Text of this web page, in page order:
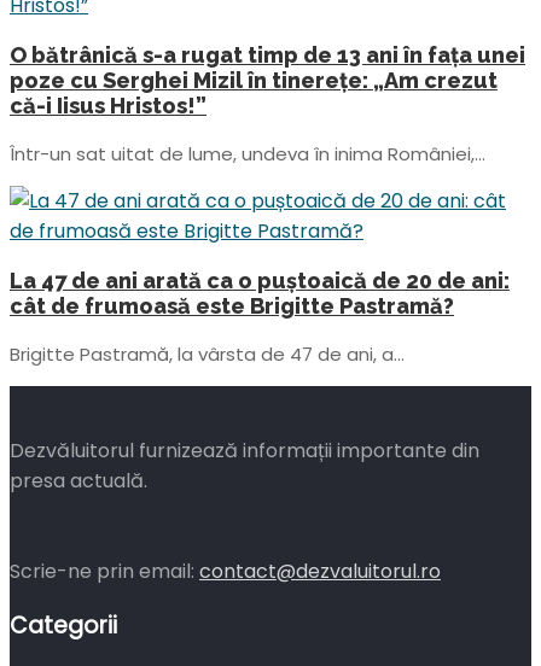
O bătrânică s-a rugat timp de 13 ani în fața unei
poze cu Serghei Mizil în tinerețe: „Am crezut
că-i Iisus Hristos!”
Într-un sat uitat de lume, undeva în inima României,...
La 47 de ani arată ca o puștoaică de 20 de ani:
cât de frumoasă este Brigitte Pastramă?
Brigitte Pastramă, la vârsta de 47 de ani, a...
Dezvăluitorul furnizează informații importante din
presa actuală.
Scrie-ne prin email: contact@dezvaluitorul.ro
Categorii